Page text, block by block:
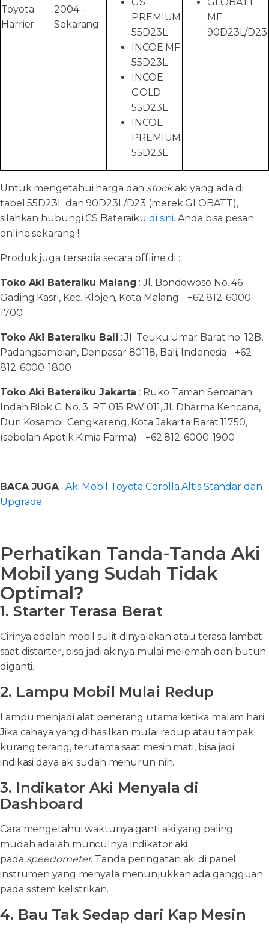
Toyota
Harrier
2004 -
Sekarang
PREMIUM
55D23L
INCOE MF
55D23L
INCOE
GOLD
55D23L
INCOE
PREMIUM
55D23L
MF
90D23L/D23
Untuk mengetahui harga dan stockaki yang ada di
tabel 55D23L dan 90D23L/D23 (merek GLOBATT),
silahkan hubungi CS Bateraiku di sini. Anda bisa pesan
online sekarang !
Produk juga tersedia secara offline di :
Toko Aki Bateraiku Malang : Jl. Bondowoso No. 46
Gading Kasri, Kec. Klojen, Kota Malang - +62 812-6000-
1700
Toko Aki Bateraiku Bali : Jl. Teuku Umar Barat no. 12B,
Padangsambian, Denpasar 80118, Bali, Indonesia - +62
812-6000-1800
Toko Aki Bateraiku Jakarta : Ruko Taman Semanan
Indah Blok G No. 3. RT 015 RW 011, Jl. Dharma Kencana,
Duri Kosambi. Cengkareng, Kota Jakarta Barat 11750,
(sebelah Apotik Kimia Farma) - +62 812-6000-1900
BACA JUGA: Aki Mobil Toyota Corolla Altis Standar dan
Upgrade
Perhatikan Tanda-Tanda Aki
Mobil yang Sudah Tidak
Optimal?
1. Starter Terasa Berat
Cirinya adalah mobil sulit dinyalakan atau terasa lambat
saat distarter, bisa jadi akinya mulai melemah dan butuh
diganti.
2. Lampu Mobil Mulai Redup
Lampu menjadi alat penerang utama ketika malam hari.
Jika cahaya yang dihasilkan mulai redup atau tampak
kurang terang, terutama saat mesin mati, bisa jadi
indikasi daya aki sudah menurun nih.
3. Indikator Aki Menyala di
Dashboard
Cara mengetahui waktunya ganti aki yang paling
mudah adalah munculnya indikator aki
pada speedometer. Tanda peringatan aki di panel
instrumen yang menyala menunjukkan ada gangguan
pada sistem kelistrikan.
4. Bau Tak Sedap dari Kap Mesin